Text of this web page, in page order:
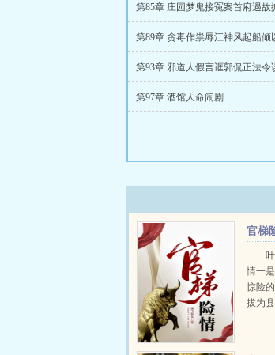
第85章 庄园梦鬼接冤案首府遇故
第89章 贪毒作祟辱江神风起船倾
第93章 邪道人假言诓郭侃正法令
第97章 酒馆人命闹剧
官梯
情一
惊险
拔为